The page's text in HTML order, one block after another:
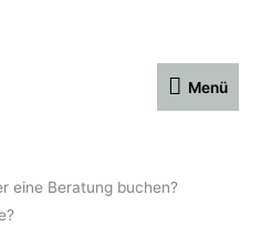
Menü
eine Beratung buchen?